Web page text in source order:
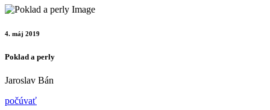
4. máj 2019
Poklad a perly
Jaroslav Bán
počúvať